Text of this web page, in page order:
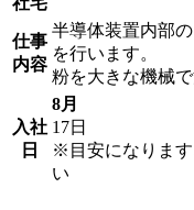
仕事
内容
半導体装置内部
を行います。
粉を大きな機械
入社
日
8月
17日
※目安になりま
い